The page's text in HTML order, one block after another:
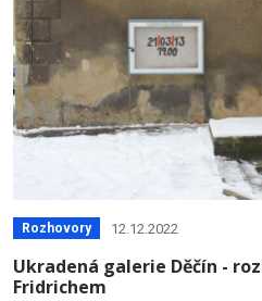
Rozhovory 12.12.2022
Ukradená galerie Děčín -
Fridrichem